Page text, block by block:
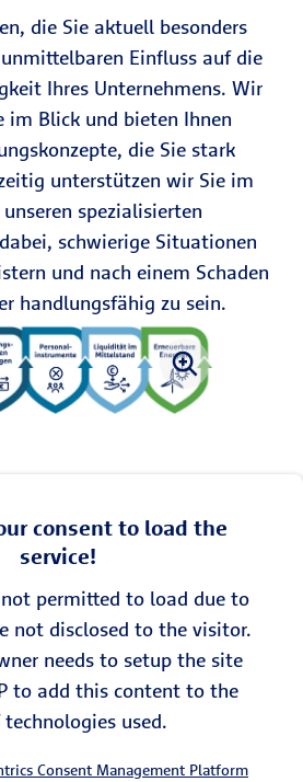
die Sie aktuell besonders
Einfluss auf die
Ihres Unternehmens. Wir
im Blick und bieten Ihnen
die Sie stark
unterstützen wir Sie im
spezialisierten
schwierige Situationen
und nach einem Schaden
handlungsfähig zu sein.
consent to load the
service!
permitted to load due to
not disclosed to the visitor.
needs to setup the site
to add this content to the
used.
Consent Management Platform